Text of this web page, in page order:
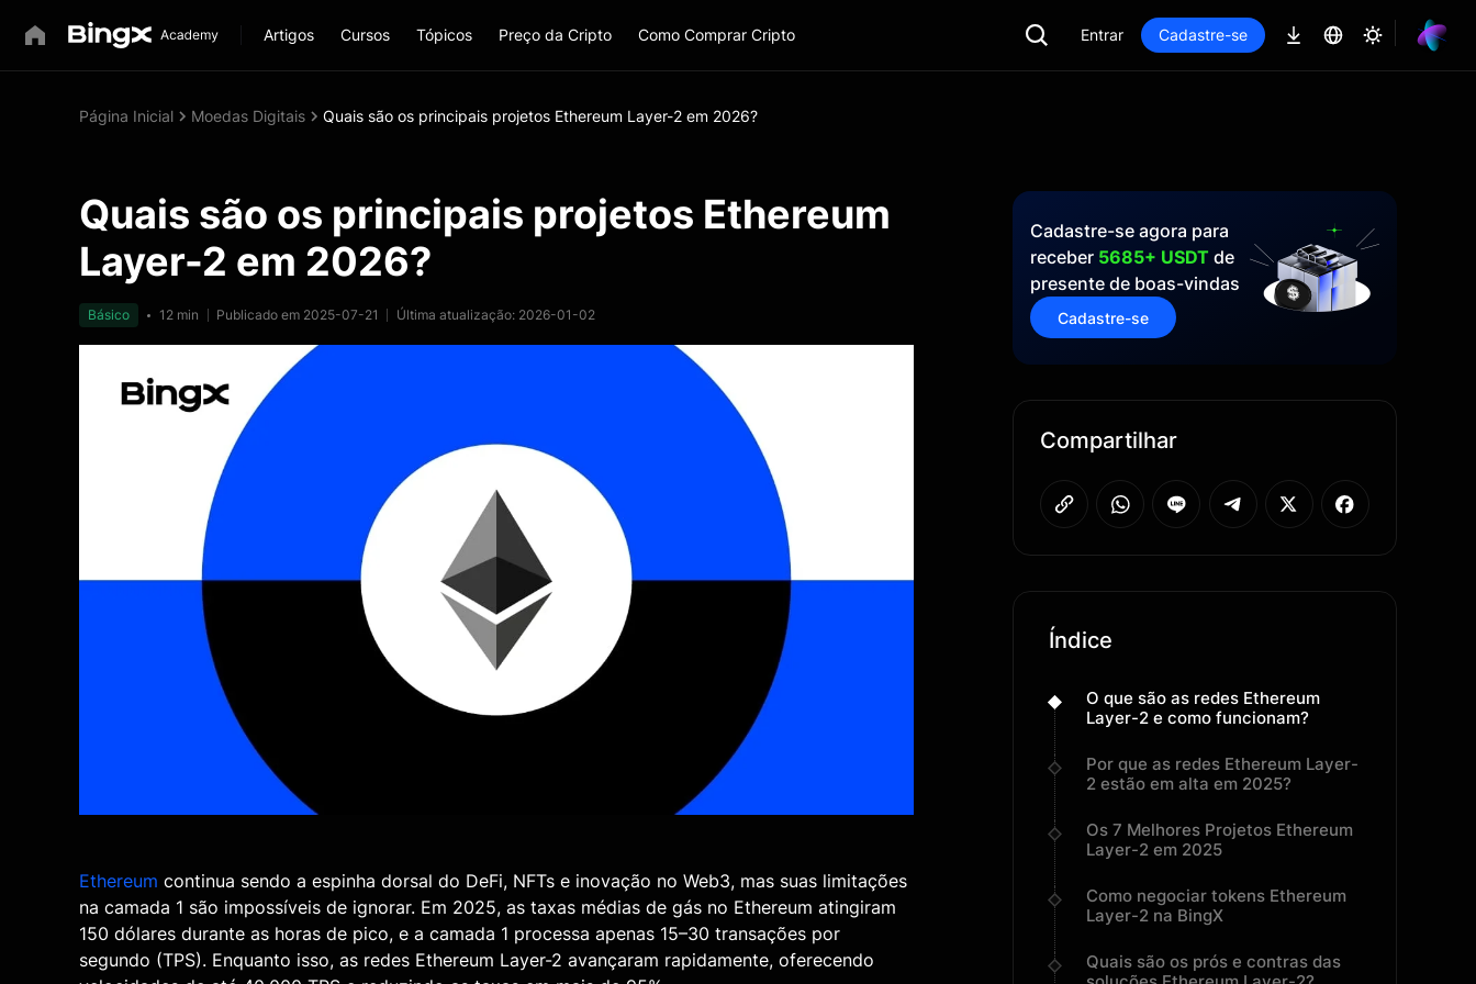
Artigos Cursos Tópicos Preço da Cripto Como Comprar Cripto Entrar Cadastre-se
Página Inicial Moedas Digitais Quais são os principais projetos Ethereum Layer-2 em 2026?
Quais são os principais projetos Ethereum
Layer-2 em 2026?
Básico 12 min Publicado em 2025-07-21 Última atualização: 2026-01-02
Ethereum continua sendo a espinha dorsal do DeFi, NFTs e inovação no Web3, mas suas limitações
na camada 1 são impossíveis de ignorar. Em 2025, as taxas médias de gás no Ethereum atingiram
150 dólares durante as horas de pico, e a camada 1 processa apenas 15–30 transações por
segundo (TPS). Enquanto isso, as redes Ethereum Layer-2 avançaram rapidamente, oferecendo
Cadastre-se agora para
receber 5685+ USDT de
presente de boas-vindas
Cadastre-se
Compartilhar
Índice
O que são as redes Ethereum
Layer-2 e como funcionam?
Por que as redes Ethereum Layer-
2 estão em alta em 2025?
Os 7 Melhores Projetos Ethereum
Layer-2 em 2025
Como negociar tokens Ethereum
Layer-2 na BingX
Quais são os prós e contras das